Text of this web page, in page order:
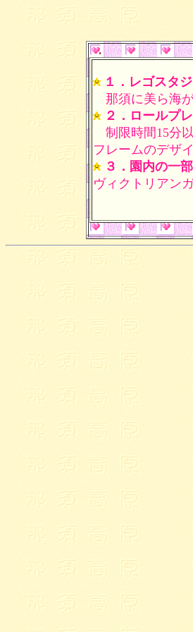
１．レゴスタ
那須に美ら海が
２．ロールプ
制限時間15分
フレームのデザ
３．園内の一
ヴィクトリアン